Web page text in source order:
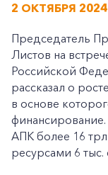
2 ОКТЯБРЯ 2024
Председатель
Листов на
Российской
рассказал о
в основе
АПК более 16
ресурсами 6 тыс.